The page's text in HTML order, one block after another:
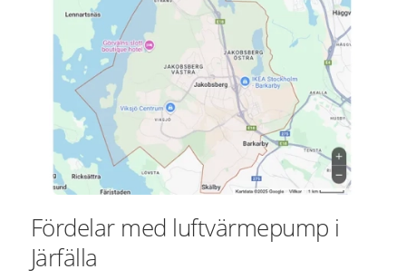
Fördelar med luftvärmepump i
Järfälla